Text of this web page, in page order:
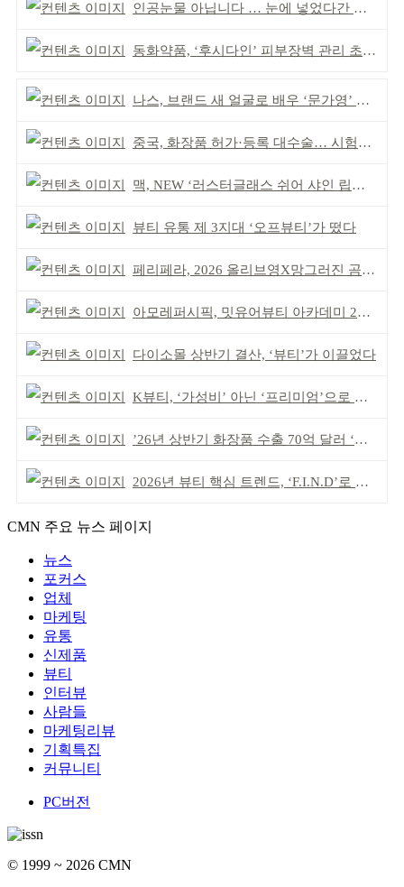
인공눈물 아닙니다 … 눈에 넣었다간 각막 손상
동화약품, ‘후시다인’ 피부장벽 관리 초점 ‘리브랜딩’
나스, 브랜드 새 얼굴로 배우 ‘문가영’ 발탁
중국, 화장품 허가·등록 대수술… 시험자료 공용 허용
맥, NEW ‘러스터글래스 쉬어 샤인 립스틱’ 출시
뷰티 유통 제 3지대 ‘오프뷰티’가 떴다
페리페라, 2026 올리브영X망그러진 곰 콜라보
아모레퍼시픽, 밋유어뷰티 아카데미 2기 발대식
다이소몰 상반기 결산, ‘뷰티’가 이끌었다
K뷰티, ‘가성비’ 아닌 ‘프리미엄’으로 승부걸어야
’26년 상반기 화장품 수출 70억 달러 ‘역대 최고’
2026년 뷰티 핵심 트렌드, ‘F.I.N.D’로 읽는다
CMN 주요 뉴스 페이지
뉴스
포커스
업체
마케팅
유통
신제품
뷰티
인터뷰
사람들
마케팅리뷰
기획특집
커뮤니티
PC버전
© 1999 ~ 2026 CMN